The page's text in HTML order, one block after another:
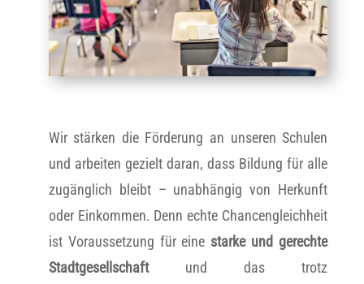
Wir stärken die Förderung an unseren Schulen
und arbeiten gezielt daran, dass Bildung für alle
zugänglich bleibt – unabhängig von Herkunft
oder Einkommen. Denn echte Chancengleichheit
ist Voraussetzung für eine starke und gerechte
Stadtgesellschaftund das trotz